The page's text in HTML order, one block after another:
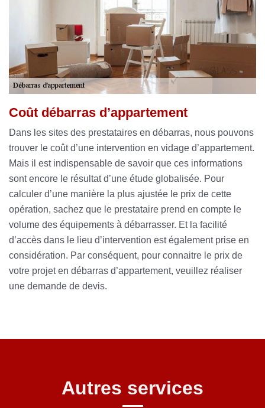
Coût débarras d’appartement
Dans les sites des prestataires en débarras, nous pouvons
trouver le coût d’une intervention en vidage d’appartement.
Mais il est indispensable de savoir que ces informations
sont encore le résultat d’une étude globalisée. Pour
calculer d’une manière la plus ajustée le prix de cette
opération, sachez que le prestataire prend en compte le
volume des équipements à débarrasser. Et la facilité
d’accès dans le lieu d’intervention est également prise en
considération. Par conséquent, pour connaitre le prix de
votre projet en débarras d’appartement, veuillez réaliser
une demande de devis.
Autres services